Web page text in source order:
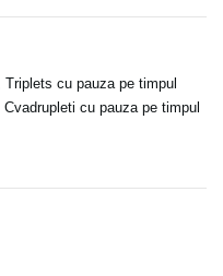
cu pauza pe timpul
cu pauza pe timpul